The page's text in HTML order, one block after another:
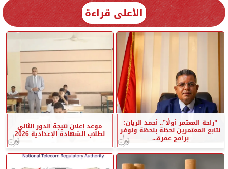
الأعلى قراءة
”راحة المعتمر أولًا”.. أحمد الريان:
نتابع المعتمرين لحظة بلحظة ونوفر
برامج عمرة...
موعد إعلان نتيجة الدور الثاني
لطلاب الشهادة الإعدادية 2026